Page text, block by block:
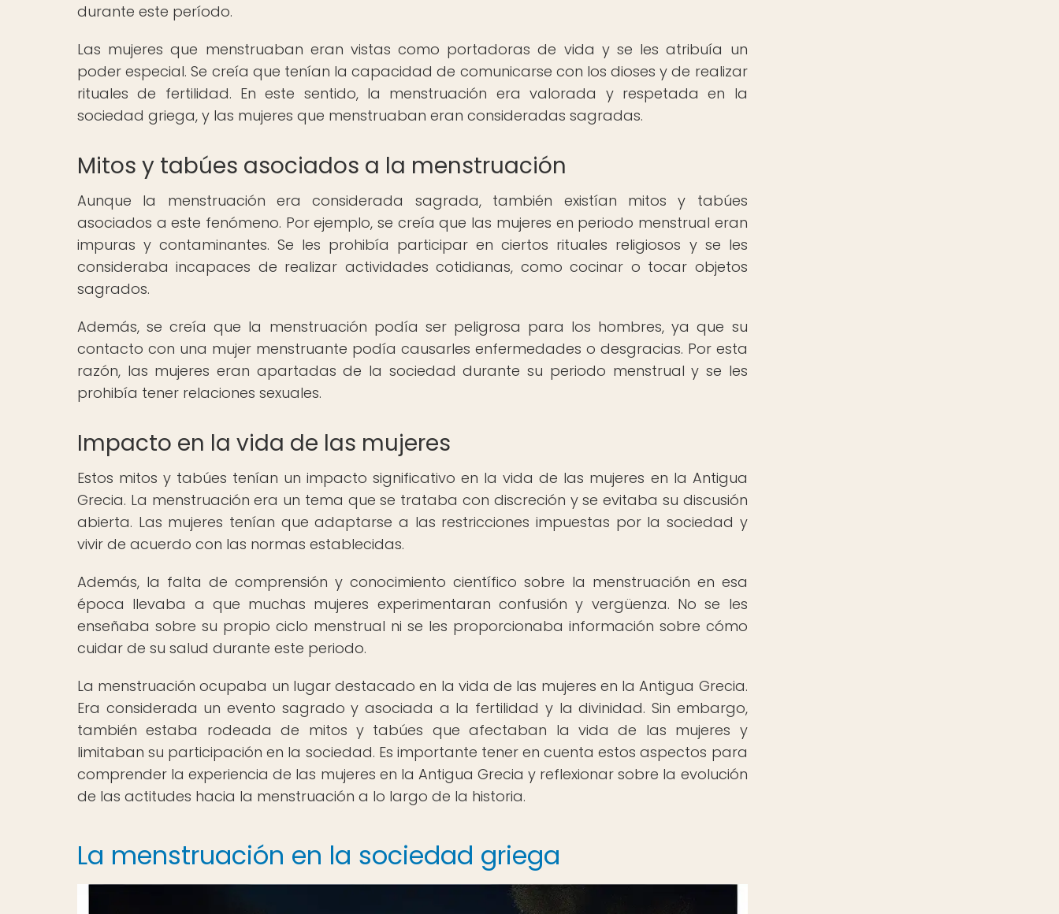
durante este período.
Las mujeres que menstruaban eran vistas como portadoras de vida y se les atribuía un
poder especial. Se creía que tenían la capacidad de comunicarse con los dioses y de realizar
rituales de fertilidad. En este sentido, la menstruación era valorada y respetada en la
sociedad griega, y las mujeres que menstruaban eran consideradas sagradas.
Mitos y tabúes asociados a la menstruación
Aunque la menstruación era considerada sagrada, también existían mitos y tabúes
asociados a este fenómeno. Por ejemplo, se creía que las mujeres en periodo menstrual eran
impuras y contaminantes. Se les prohibía participar en ciertos rituales religiosos y se les
consideraba incapaces de realizar actividades cotidianas, como cocinar o tocar objetos
sagrados.
Además, se creía que la menstruación podía ser peligrosa para los hombres, ya que su
contacto con una mujer menstruante podía causarles enfermedades o desgracias. Por esta
razón, las mujeres eran apartadas de la sociedad durante su periodo menstrual y se les
prohibía tener relaciones sexuales.
Impacto en la vida de las mujeres
Estos mitos y tabúes tenían un impacto significativo en la vida de las mujeres en la Antigua
Grecia. La menstruación era un tema que se trataba con discreción y se evitaba su discusión
abierta. Las mujeres tenían que adaptarse a las restricciones impuestas por la sociedad y
vivir de acuerdo con las normas establecidas.
Además, la falta de comprensión y conocimiento científico sobre la menstruación en esa
época llevaba a que muchas mujeres experimentaran confusión y vergüenza. No se les
enseñaba sobre su propio ciclo menstrual ni se les proporcionaba información sobre cómo
cuidar de su salud durante este periodo.
La menstruación ocupaba un lugar destacado en la vida de las mujeres en la Antigua Grecia.
Era considerada un evento sagrado y asociada a la fertilidad y la divinidad. Sin embargo,
también estaba rodeada de mitos y tabúes que afectaban la vida de las mujeres y
limitaban su participación en la sociedad. Es importante tener en cuenta estos aspectos para
comprender la experiencia de las mujeres en la Antigua Grecia y reflexionar sobre la evolución
de las actitudes hacia la menstruación a lo largo de la historia.
La menstruación en la sociedad griega